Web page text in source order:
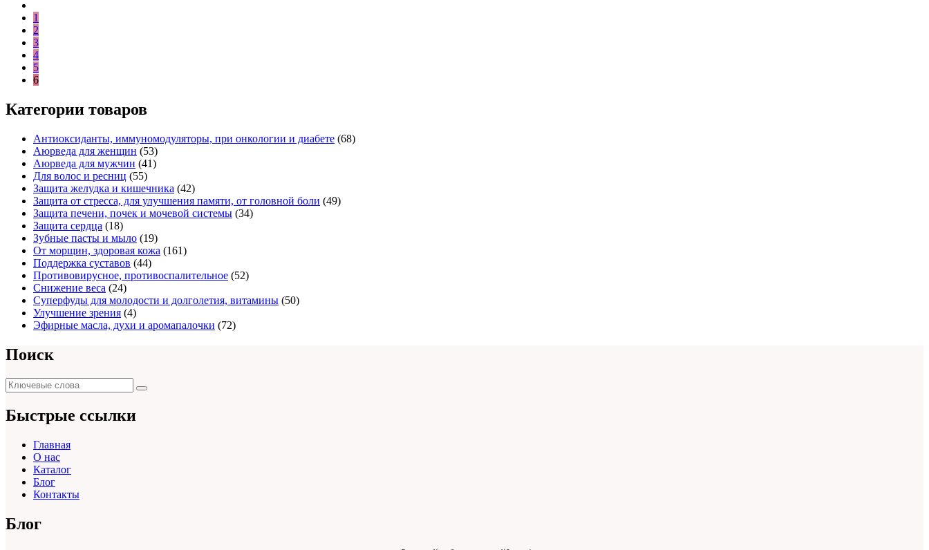
1
2
3
4
5
6
Категории товаров
Антиоксиданты, иммуномодуляторы, при онкологии и диабете (68)
Аюрведа для женщин (53)
Аюрведа для мужчин (41)
Для волос и ресниц (55)
Защита желудка и кишечника (42)
Защита от стресса, для улучшения памяти, от головной боли (49)
Защита печени, почек и мочевой системы (34)
Защита сердца (18)
Зубные пасты и мыло (19)
От морщин, здоровая кожа (161)
Поддержка суставов (44)
Противовирусное, противоспалительное (52)
Снижение веса (24)
Суперфуды для молодости и долголетия, витамины (50)
Улучшение зрения (4)
Эфирные масла, духи и аромапалочки (72)
Поиск
Поиск
для:
Поиск
Быстрые ссылки
Главная
О нас
Каталог
Блог
Контакты
Блог